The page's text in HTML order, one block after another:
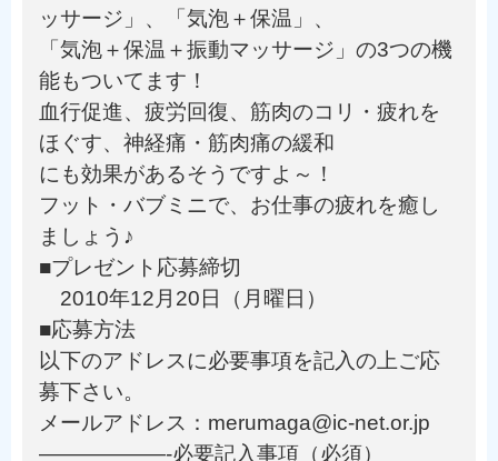
ッサージ」、「気泡＋保温」、
「気泡＋保温＋振動マッサージ」の3つの機
能もついてます！
血行促進、疲労回復、筋肉のコリ・疲れを
ほぐす、神経痛・筋肉痛の緩和
にも効果があるそうですよ～！
フット・バブミニで、お仕事の疲れを癒し
ましょう♪
■プレゼント応募締切
2010年12月20日（月曜日）
■応募方法
以下のアドレスに必要事項を記入の上ご応
募下さい。
メールアドレス：merumaga@ic-net.or.jp
——————-必要記入事項（必須）